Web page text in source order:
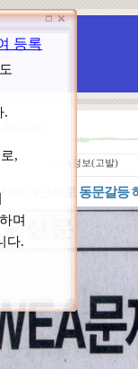
WEA정보(고발)
WEA문제로 동문갈등